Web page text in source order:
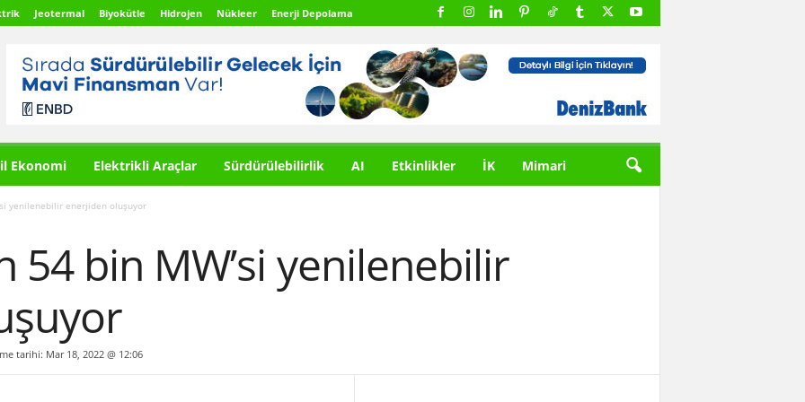
Jeotermal Biyokütle Hidrojen Nükleer Enerji Depolama
Ekonomi Elektrikli Araçlar Sürdürülebilirlik AI Etkinlikler İK Mimari
yenilenebilir enerjiden oluşuyor
54 bin MW’si yenilenebilir
tarihi: Mar 18, 2022 @ 12:06